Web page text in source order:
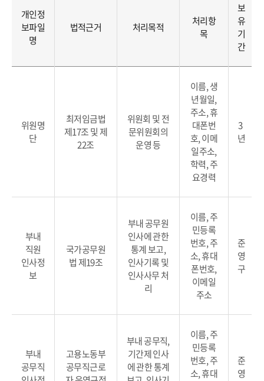
개인정
보파일
명
법적근거 처리목적
처리항
목
보
유
기
간
위원명
단
최저임금법
제17조 및 제
22조
위원회 및 전
문위원회의
운영 등
이름, 생
년월일,
주소, 휴
대폰번
호, 이메
일주소,
학력, 주
요경력
3
년
부내
직원
인사정
보
국가공무원
법 제19조
부내 공무원
인사에 관한
통계 보고,
인사기록 및
인사사무 처
리
이름, 주
민등록
번호, 주
소, 휴대
폰번호,
이메일
주소
준
영
구
부내
공무직
고용노동부
공무직근로
부내 공무직,
기간제 인사
에 관한 통계
이름, 주
민등록
번호, 주
소, 휴대
준
영